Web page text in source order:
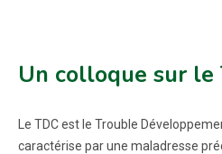
Un colloque sur le
Le TDC est le Trouble
caractérise par une maladresse